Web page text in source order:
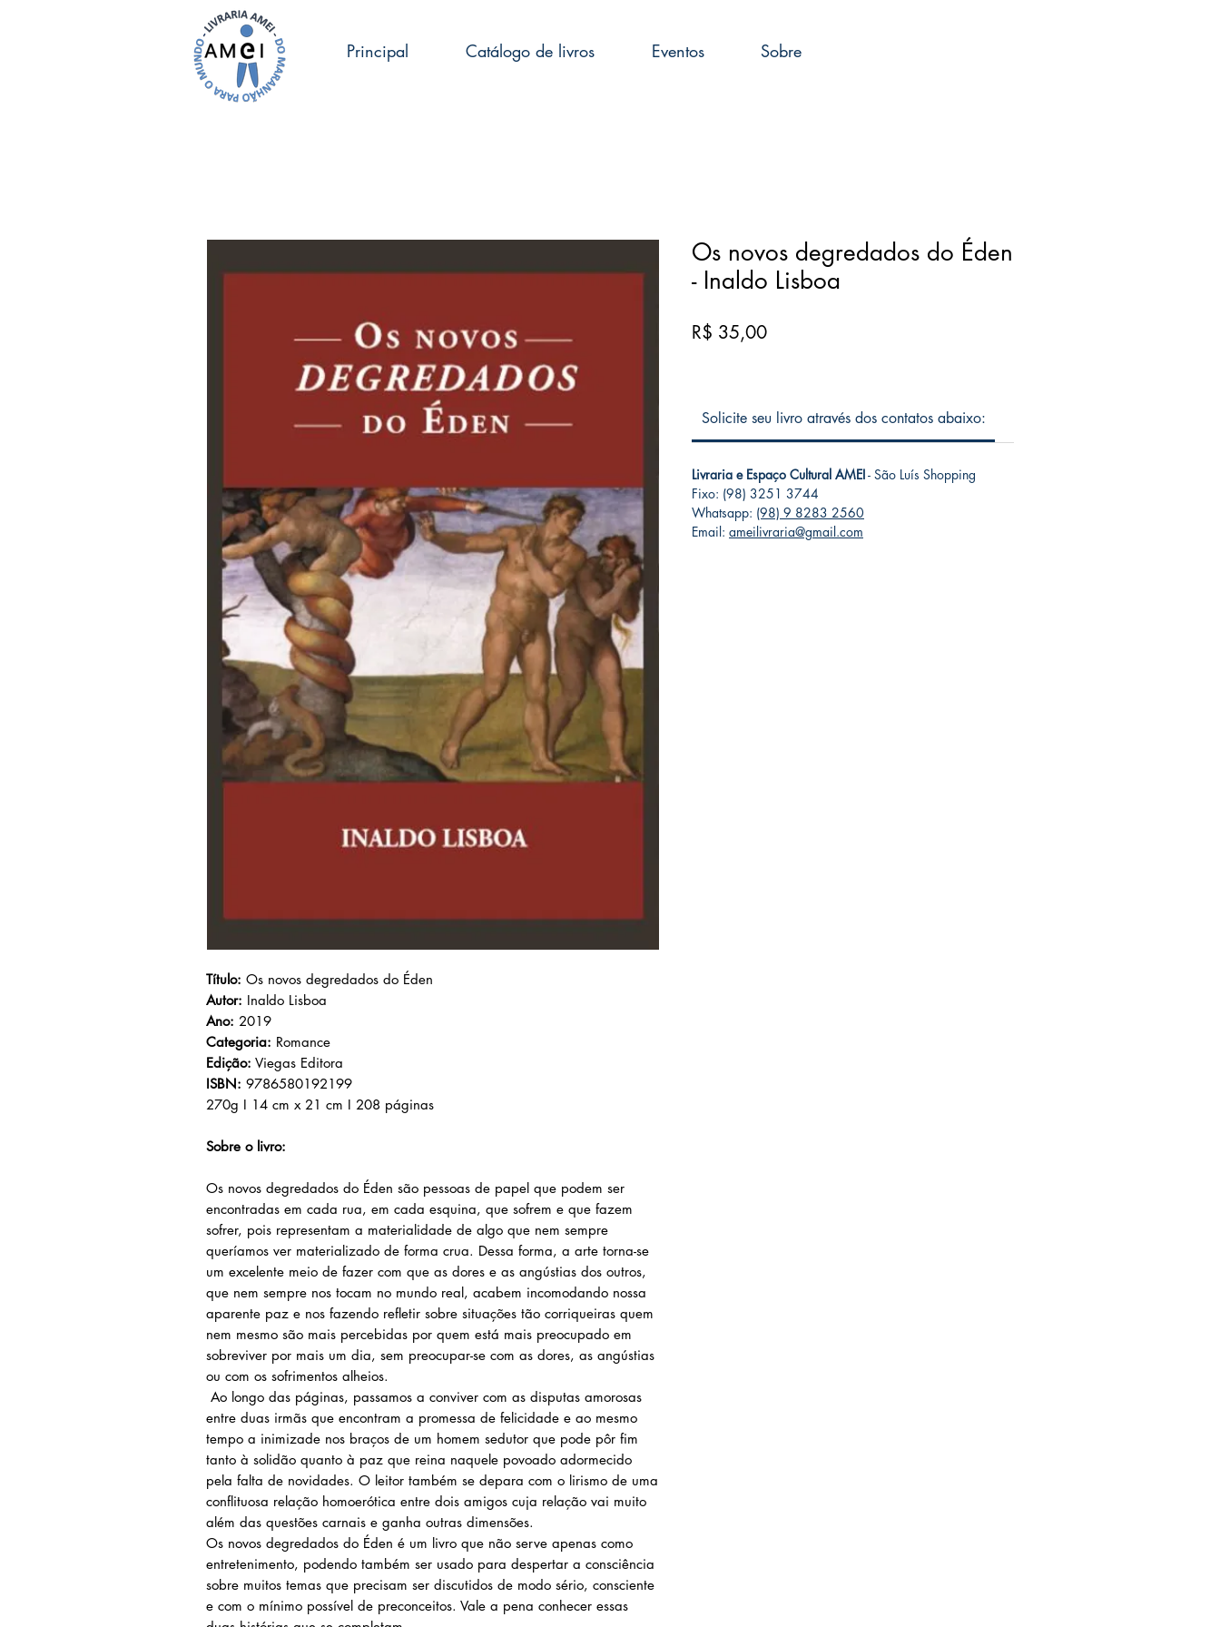
Principal Catálogo de livros Eventos Sobre
Título: Os novos degredados do Éden
Autor: Inaldo Lisboa
Ano: 2019
Categoria: Romance
Edição: Viegas Editora
ISBN: 9786580192199
270g I 14 cm x 21 cm I 208 páginas
Sobre o livro:
Os novos degredados do Éden são pessoas de papel que podem ser
encontradas em cada rua, em cada esquina, que sofrem e que fazem
sofrer, pois representam a materialidade de algo que nem sempre
queríamos ver materializado de forma crua. Dessa forma, a arte torna-se
um excelente meio de fazer com que as dores e as angústias dos outros,
que nem sempre nos tocam no mundo real, acabem incomodando nossa
aparente paz e nos fazendo refletir sobre situações tão corriqueiras quem
nem mesmo são mais percebidas por quem está mais preocupado em
sobreviver por mais um dia, sem preocupar-se com as dores, as angústias
ou com os sofrimentos alheios.
Ao longo das páginas, passamos a conviver com as disputas amorosas
entre duas irmãs que encontram a promessa de felicidade e ao mesmo
tempo a inimizade nos braços de um homem sedutor que pode pôr fim
tanto à solidão quanto à paz que reina naquele povoado adormecido
pela falta de novidades. O leitor também se depara com o lirismo de uma
conflituosa relação homoerótica entre dois amigos cuja relação vai muito
além das questões carnais e ganha outras dimensões.
Os novos degredados do Éden é um livro que não serve apenas como
entretenimento, podendo também ser usado para despertar a consciência
sobre muitos temas que precisam ser discutidos de modo sério, consciente
e com o mínimo possível de preconceitos. Vale a pena conhecer essas
Os novos degredados do Éden
- Inaldo Lisboa
R$ 35,00Preço
Solicite seu livro através dos contatos abaixo:
Livraria e Espaço Cultural AMEI- São Luís Shopping
Fixo: (98) 3251 3744
Whatsapp: (98) 9 8283 2560
Email: ameilivraria@gmail.com